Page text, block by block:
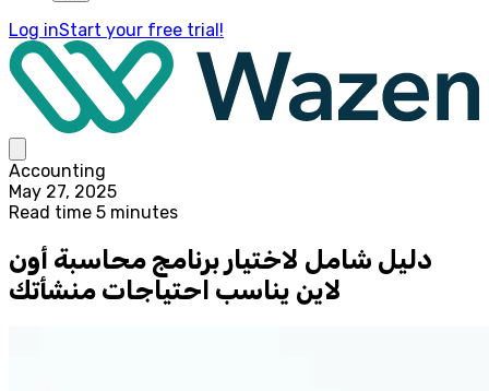
Log inStart your free trial!
Accounting
May 27, 2025
Read time 5 minutes
دليل شامل لاختيار برنامج محاسبة أون
لاين يناسب احتياجات منشأتك